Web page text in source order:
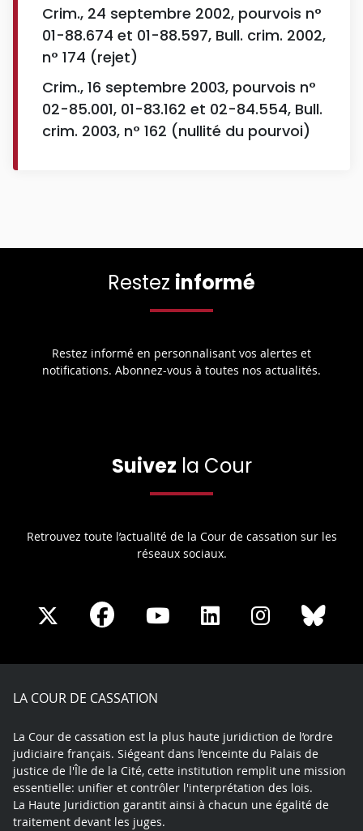
Crim., 24 septembre 2002, pourvois n°
01-88.674 et 01-88.597, Bull. crim. 2002,
n° 174 (rejet)
Crim., 16 septembre 2003, pourvois n°
02-85.001, 01-83.162 et 02-84.554, Bull.
crim. 2003, n° 162 (nullité du pourvoi)
Restez informé
Restez informé en personnalisant vos alertes et
notifications. Abonnez-vous à toutes nos actualités.
Suivez la Cour
Retrouvez toute l’actualité de la Cour de cassation sur les
réseaux sociaux.
Share
X
Share
Facebook
Share
Youtube
Share
LinkedIn
Share
Instagram
LA COUR DE CASSATION
La Cour de cassation est la plus haute juridiction de l’ordre
judiciaire français. Siégeant dans l’enceinte du Palais de
justice de l'Île de la Cité, cette institution remplit une mission
essentielle: unifier et contrôler l'interprétation des lois.
La Haute Juridiction garantit ainsi à chacun une égalité de
traitement devant les juges.